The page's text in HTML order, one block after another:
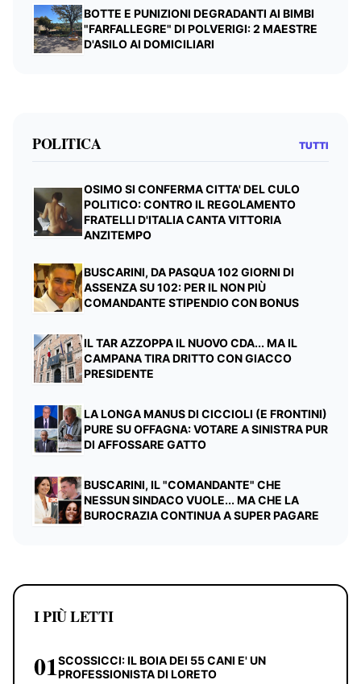
BOTTE E PUNIZIONI DEGRADANTI AI BIMBI
"FARFALLEGRE" DI POLVERIGI: 2 MAESTRE
D'ASILO AI DOMICILIARI
POLITICA TUTTI
OSIMO SI CONFERMA CITTA' DEL CULO
POLITICO: CONTRO IL REGOLAMENTO
FRATELLI D'ITALIA CANTA VITTORIA
ANZITEMPO
BUSCARINI, DA PASQUA 102 GIORNI DI
ASSENZA SU 102: PER IL NON PIÙ
COMANDANTE STIPENDIO CON BONUS
IL TAR AZZOPPA IL NUOVO CDA... MA IL
CAMPANA TIRA DRITTO CON GIACCO
PRESIDENTE
LA LONGA MANUS DI CICCIOLI (E FRONTINI)
PURE SU OFFAGNA: VOTARE A SINISTRA PUR
DI AFFOSSARE GATTO
BUSCARINI, IL "COMANDANTE" CHE
NESSUN SINDACO VUOLE... MA CHE LA
BUROCRAZIA CONTINUA A SUPER PAGARE
I PIÙ LETTI
01SCOSSICCI: IL BOIA DEI 55 CANI E' UN
PROFESSIONISTA DI LORETO